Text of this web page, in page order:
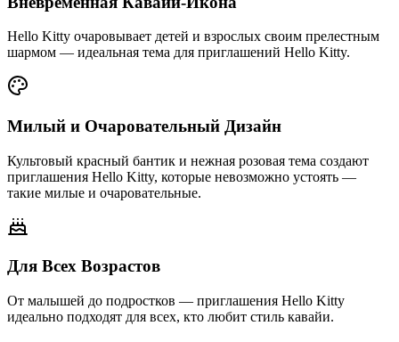
Hello Kitty очаровывает детей и взрослых своим прелестным
шармом — идеальная тема для приглашений Hello Kitty.
Милый и Очаровательный Дизайн
Культовый красный бантик и нежная розовая тема создают
приглашения Hello Kitty, которые невозможно устоять —
такие милые и очаровательные.
Для Всех Возрастов
От малышей до подростков — приглашения Hello Kitty
идеально подходят для всех, кто любит стиль кавайи.